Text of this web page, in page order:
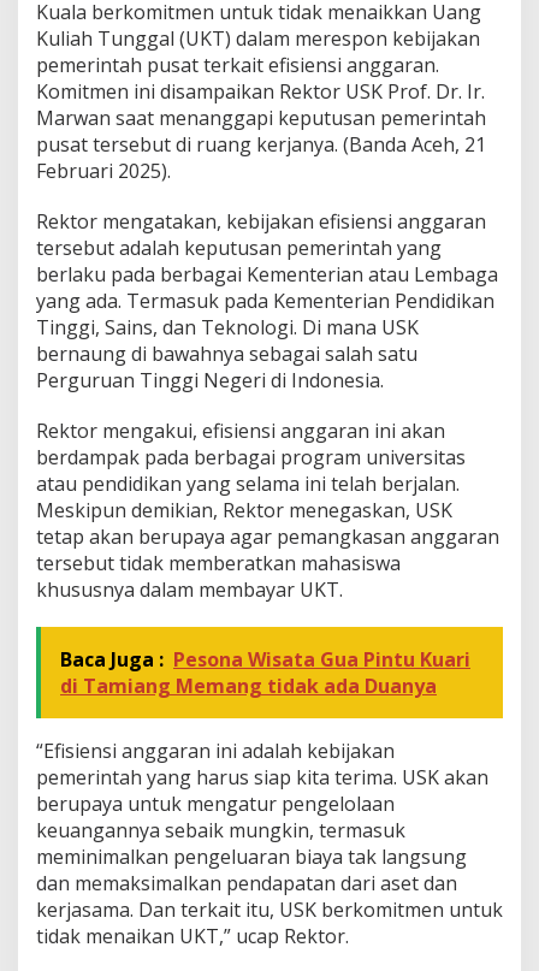
y
a
h
K
u
a
K
o
m
i
t
T
d
a
N
a
k
a
n
U
K
T
Kuala berkomitmen untuk tidak menaikkan Uang
Kuliah Tunggal (UKT) dalam merespon kebijakan
pemerintah pusat terkait efisiensi anggaran.
Komitmen ini disampaikan Rektor USK Prof. Dr. Ir.
Marwan saat menanggapi keputusan pemerintah
pusat tersebut di ruang kerjanya. (Banda Aceh, 21
Februari 2025).
Rektor mengatakan, kebijakan efisiensi anggaran
tersebut adalah keputusan pemerintah yang
berlaku pada berbagai Kementerian atau Lembaga
yang ada. Termasuk pada Kementerian Pendidikan
Tinggi, Sains, dan Teknologi. Di mana USK
bernaung di bawahnya sebagai salah satu
Perguruan Tinggi Negeri di Indonesia.
Rektor mengakui, efisiensi anggaran ini akan
berdampak pada berbagai program universitas
atau pendidikan yang selama ini telah berjalan.
Meskipun demikian, Rektor menegaskan, USK
tetap akan berupaya agar pemangkasan anggaran
tersebut tidak memberatkan mahasiswa
khususnya dalam membayar UKT.
Baca Juga : Pesona Wisata Gua Pintu Kuari
di Tamiang Memang tidak ada Duanya
“Efisiensi anggaran ini adalah kebijakan
pemerintah yang harus siap kita terima. USK akan
berupaya untuk mengatur pengelolaan
keuangannya sebaik mungkin, termasuk
meminimalkan pengeluaran biaya tak langsung
dan memaksimalkan pendapatan dari aset dan
kerjasama. Dan terkait itu, USK berkomitmen untuk
tidak menaikan UKT,” ucap Rektor.